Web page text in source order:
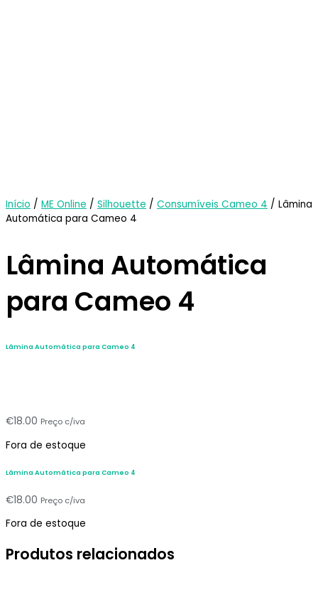
Início / ME Online / Silhouette / Consumíveis Cameo 4 / Lâmina
Automática para Cameo 4
Lâmina Automática
para Cameo 4
Lâmina Automática para Cameo 4
€18.00 Preço c/iva
Fora de estoque
Lâmina Automática para Cameo 4
€18.00 Preço c/iva
Fora de estoque
Produtos relacionados